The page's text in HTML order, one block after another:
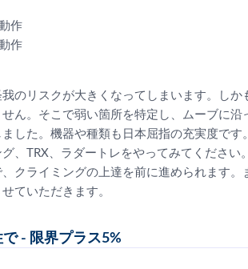
作
作
のリスクが大きくなってしまいます。し
ん。そこで弱い箇所を特定し、ムーブに
した。機器や種類も日本屈指の充実度で
グ、TRX、ラダートレをやってみてくださ
クライミングの上達を前に進められます
ていただきます。
- 限界プラス5%